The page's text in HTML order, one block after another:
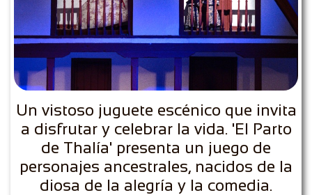
Un vistoso juguete escénico que invita
a disfrutar y celebrar la vida. 'El Parto
de Thalía' presenta un juego de
personajes ancestrales, nacidos de la
diosa de la alegría y la comedia.